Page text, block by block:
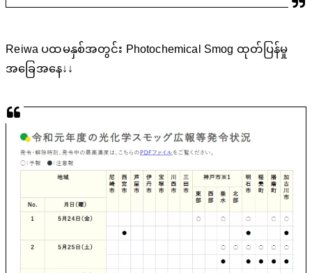
Reiwa ပထမနှစ်အတွင်း Photochemical Smog ထုတ်ပြန်မှု
အခြေအနေ↓↓